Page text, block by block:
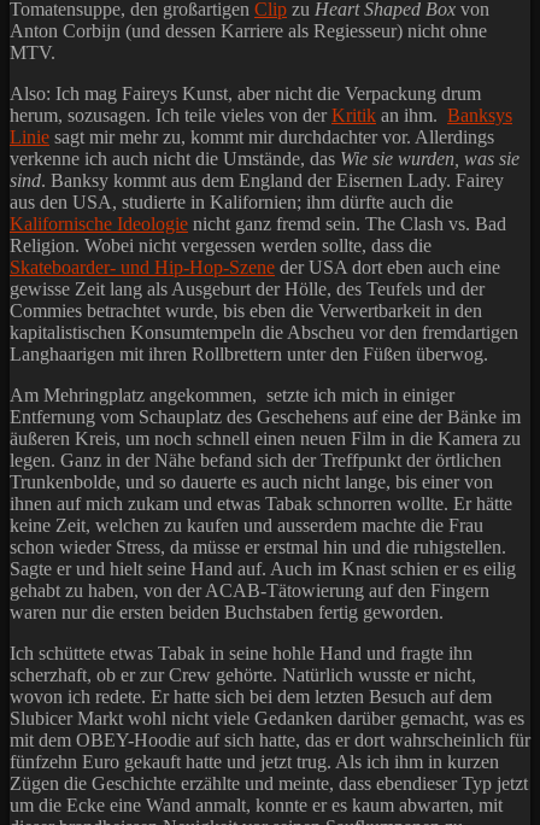
Tomatensuppe, den großartigen Clip zu Heart Shaped Box von
Anton Corbijn (und dessen Karriere als Regiesseur) nicht ohne
MTV.
Also: Ich mag Faireys Kunst, aber nicht die Verpackung drum
herum, sozusagen. Ich teile vieles von derKritik an ihm. Banksys
Linie sagt mir mehr zu, kommt mir durchdachter vor. Allerdings
verkenne ich auch nicht die Umstände, das Wie sie wurden, was sie
sind. Banksy kommt aus dem England der Eisernen Lady. Fairey
aus den USA, studierte in Kalifornien; ihm dürfte auch die
Kalifornische Ideologie nicht ganz fremd sein. The Clash vs. Bad
Religion. Wobei nicht vergessen werden sollte, dass die
Skateboarder- und Hip-Hop-Szene der USA dort eben auch eine
gewisse Zeit lang als Ausgeburt der Hölle, des Teufels und der
Commies betrachtet wurde, bis eben die Verwertbarkeit in den
kapitalistischen Konsumtempeln die Abscheu vor den fremdartigen
Langhaarigen mit ihren Rollbrettern unter den Füßen überwog.
Am Mehringplatz angekommen, setzte ich mich in einiger
Entfernung vom Schauplatz des Geschehens auf eine der Bänke im
äußeren Kreis, um noch schnell einen neuen Film in die Kamera zu
legen. Ganz in der Nähe befand sich der Treffpunkt der örtlichen
Trunkenbolde, und so dauerte es auch nicht lange, bis einer von
ihnen auf mich zukam und etwas Tabak schnorren wollte. Er hätte
keine Zeit, welchen zu kaufen und ausserdem machte die Frau
schon wieder Stress, da müsse er erstmal hin und die ruhigstellen.
Sagte er und hielt seine Hand auf. Auch im Knast schien er es eilig
gehabt zu haben, von der ACAB-Tätowierung auf den Fingern
waren nur die ersten beiden Buchstaben fertig geworden.
Ich schüttete etwas Tabak in seine hohle Hand und fragte ihn
scherzhaft, ob er zur Crew gehörte. Natürlich wusste er nicht,
wovon ich redete. Er hatte sich bei dem letzten Besuch auf dem
Slubicer Markt wohl nicht viele Gedanken darüber gemacht, was es
mit dem OBEY-Hoodie auf sich hatte, das er dort wahrscheinlich für
fünfzehn Euro gekauft hatte und jetzt trug. Als ich ihm in kurzen
Zügen die Geschichte erzählte und meinte, dass ebendieser Typ jetzt
um die Ecke eine Wand anmalt, konnte er es kaum abwarten, mit